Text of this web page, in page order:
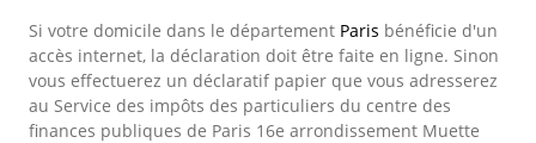
Si votre domicile dans le département Paris bénéficie d'un
accès internet, la déclaration doit être faite en ligne. Sinon
vous effectuerez un déclaratif papier que vous adresserez
au Service des impôts des particuliers du centre des
finances publiques de Paris 16e arrondissement Muette